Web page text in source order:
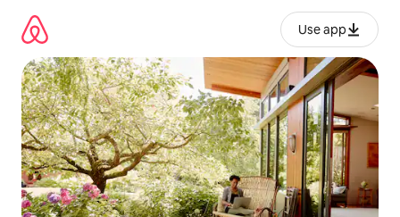
kwenda
kwenye
maudhui
Use app